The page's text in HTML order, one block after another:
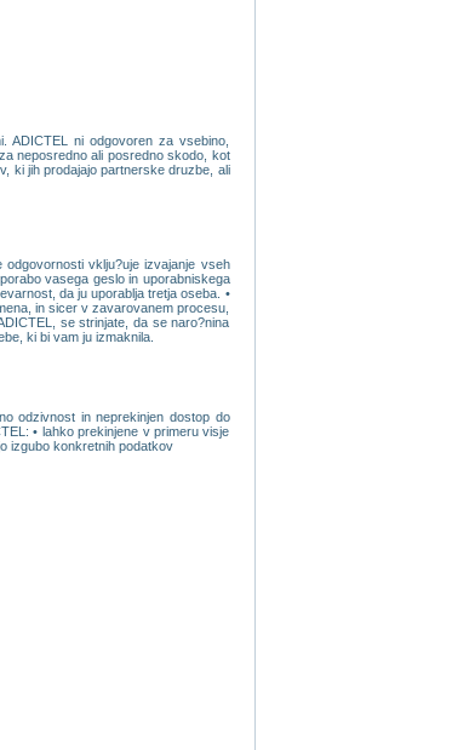
ADICTEL ni odgovoren za vsebino,
neposredno ali posredno skodo, kot
ki jih prodajajo partnerske druzbe, ali
vklju?uje izvajanje vseh
vasega geslo in uporabniskega
da ju uporablja tretja oseba. •
in sicer v zavarovanem procesu,
se strinjate, da se naro?nina
ki bi vam ju izmaknila.
odzivnost in neprekinjen dostop do
• lahko prekinjene v primeru visje
izgubo konkretnih podatkov